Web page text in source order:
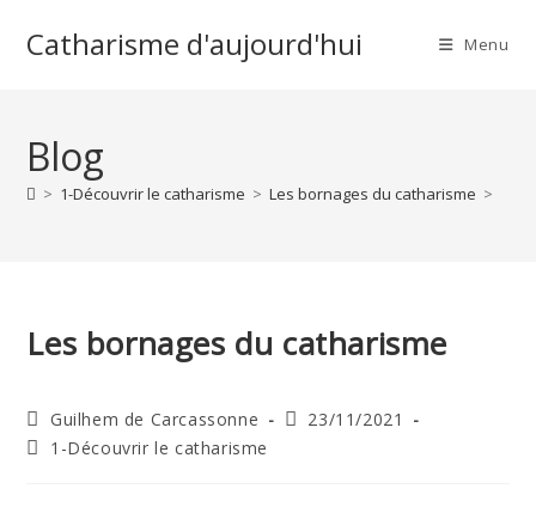
Catharisme d'aujourd'hui Menu
Blog
> 1-Découvrir le catharisme > Les bornages du catharisme >
Les bornages du catharisme
Auteur/autrice
de
Guilhem de Carcassonne
Publication
23/11/2021
Post1-Découvrir le catharisme